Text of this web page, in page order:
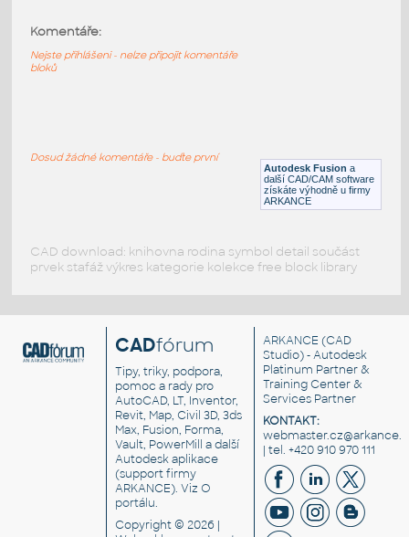
F3D Ocel
F3D Ocel
Autodesk Fusion a
další CAD/CAM software
získáte výhodně u firmy
ARKANCE
Komentáře:
Nejste přihlášeni - nelze připojit komentáře
bloků
Dosud žádné komentáře - buďte první
CAD download: knihovna rodina symbol detail součást
prvek stafáž výkres kategorie kolekce free block library
CADfórum
Tipy, triky, podpora,
pomoc a rady pro
AutoCAD, LT, Inventor,
Revit, Map, Civil 3D, 3ds
Max, Fusion, Forma,
Vault, PowerMill a další
Autodesk aplikace
(support firmy
ARKANCE). VizO
portálu.
Copyright © 2026 |
ARKANCE (CAD
Studio) - Autodesk
Platinum Partner &
Training Center &
Services Partner
KONTAKT:
| tel. +420 910 970 111